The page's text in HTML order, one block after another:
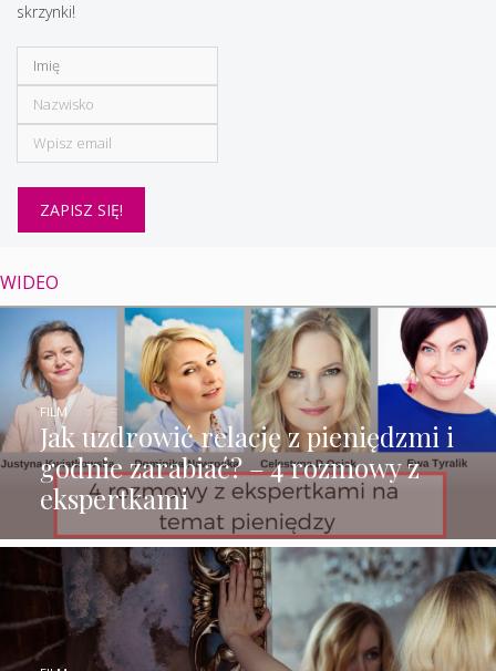
skrzynki!
WIDEO
Jak uzdrowić relację z pieniędzmi i
godnie zarabiać? – 4 rozmowy z
ekspertkami
FILM